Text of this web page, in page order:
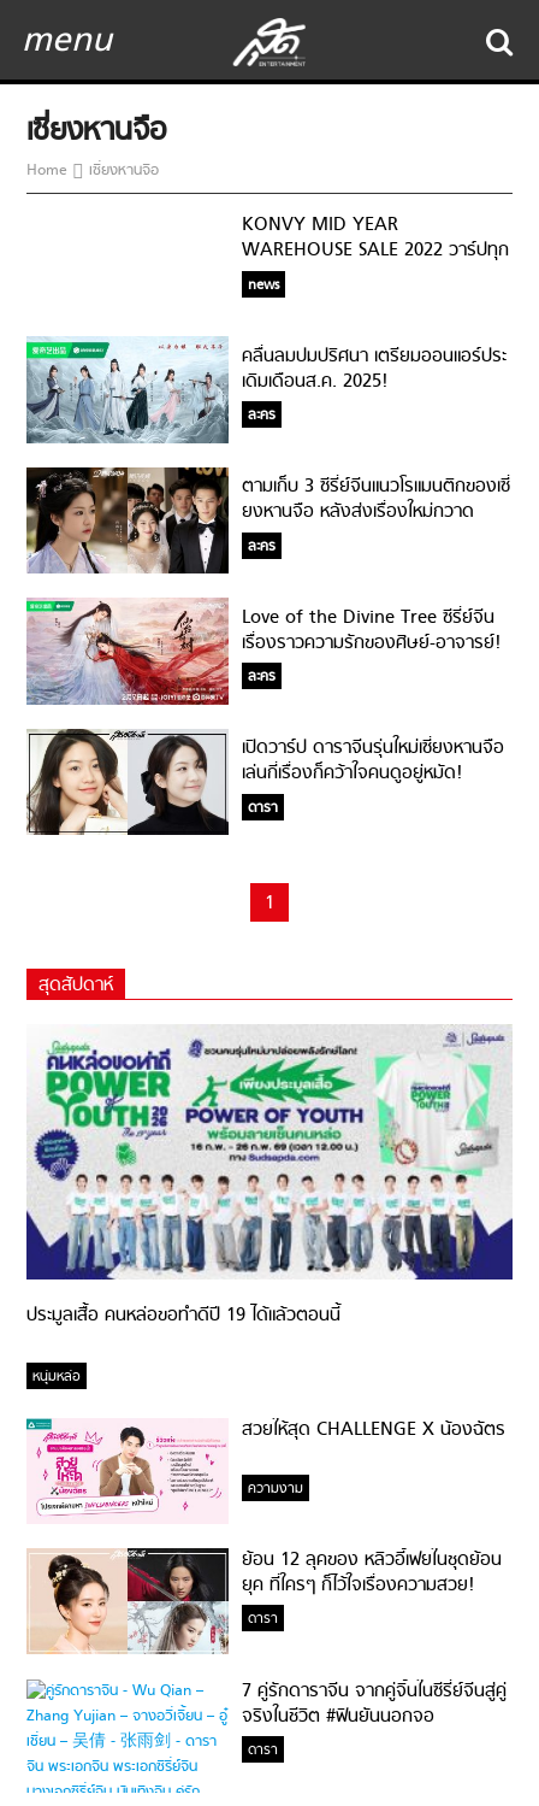
menu
เซี่ยงหานจือ
Home เซี่ยงหานจือ
KONVY MID YEAR
WAREHOUSE SALE 2022 วาร์ปทุก
Warehouse ช้อปมันส์ทุกโปร ลด
สูงสุด 90%
news
คลื่นลมปมปริศนา เตรียมออนแอร์ประ
เดิมเดือนส.ค. 2025!
ละคร
ตามเก็บ 3 ซีรี่ย์จีนแนวโรแมนติกของเซี่
ยงหานจือ หลังส่งเรื่องใหม่กวาด
ความปังรับต้นปี 2025!
ละคร
Love of the Divine Tree ซีรี่ย์จีน
เรื่องราวความรักของศิษย์-อาจารย์!
ละคร
เปิดวาร์ป ดาราจีนรุ่นใหม่เซี่ยงหานจือ
เล่นกี่เรื่องก็คว้าใจคนดูอยู่หมัด!
ดารา
1
สุดสัปดาห์
ประมูลเสื้อ คนหล่อขอทำดีปี 19 ได้แล้วตอนนี้
หนุ่มหล่อ
สวยให้สุด CHALLENGE X น้องฉัตร
ความงาม
ย้อน 12 ลุคของ หลิวอี้เฟยในชุดย้อน
ยุค ที่ใครๆ ก็ไว้ใจเรื่องความสวย!
ดารา
7 คู่รักดาราจีน จากคู่จิ้นในซีรี่ย์จีนสู่คู่
จริงในชีวิต #ฟินยันนอกจอ
ดารา